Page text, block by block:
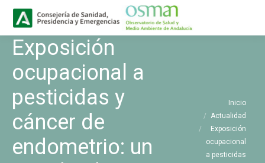
Exposición
ocupacional a
pesticidas y
cáncer de
endometrio: un
Inicio
Actualidad
Exposición
ocupacional
a pesticidas